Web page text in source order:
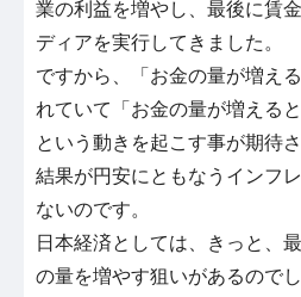
業の利益を増やし、最後に賃
ディアを実行してきました。
ですから、「お金の量が増え
れていて「お金の量が増える
という動きを起こす事が期待
結果が円安にともなうインフ
ないのです。
日本経済としては、きっと、
の量を増やす狙いがあるのでし